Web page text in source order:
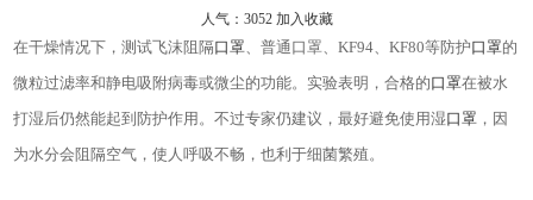
人气：3052 加入收藏
在干燥情况下，测试飞沫阻隔口罩、普通口罩、KF94、KF80等防护口罩的
微粒过滤率和静电吸附病毒或微尘的功能。实验表明，合格的口罩在被水
打湿后仍然能起到防护作用。不过专家仍建议，最好避免使用湿口罩 ，因
为水分会阻隔空气，使人呼吸不畅，也利于细菌繁殖。